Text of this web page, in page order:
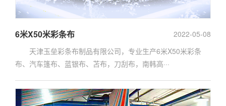
2022-05-08
6米X50米彩条布
天津玉垒彩条布制品有限公司，专业生产6米X50米彩条
布、汽车篷布、蓝银布、苫布，刀刮布，南韩高···